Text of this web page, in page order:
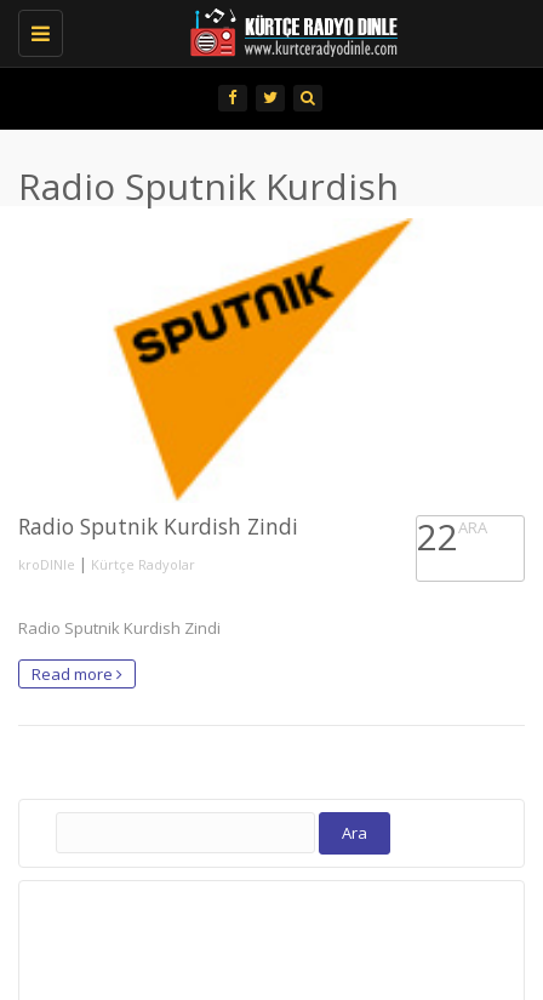
Toggle
navigation
Radio Sputnik Kurdish
Radio Sputnik Kurdish Zindi
kroDINle | Kürtçe Radyolar
22ARA
Radio Sputnik Kurdish Zindi
Read more
Arama: